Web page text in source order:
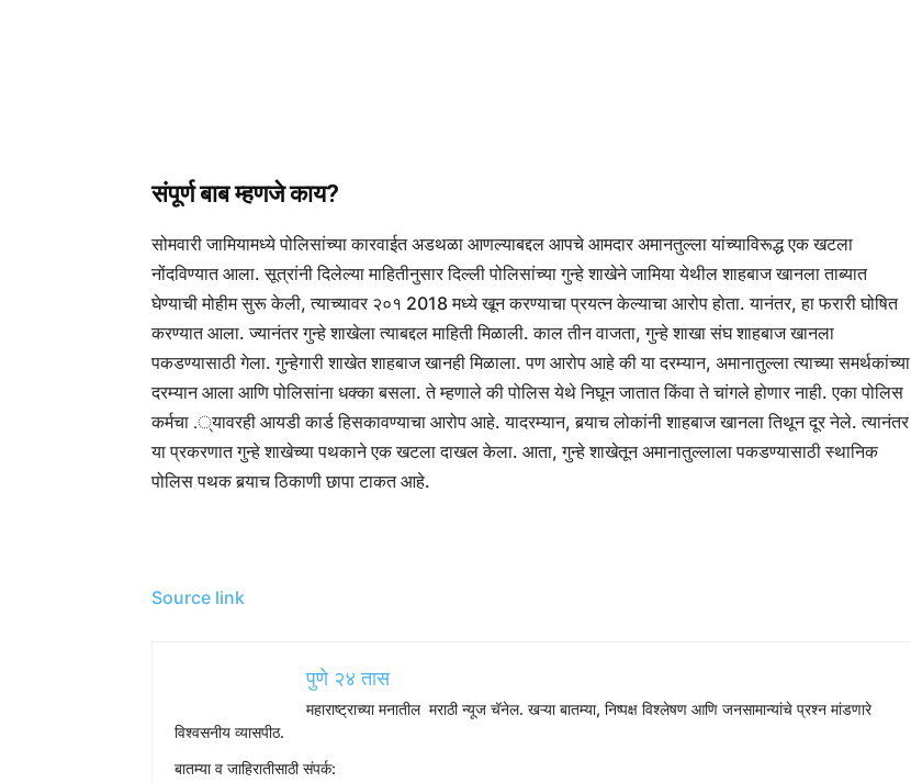
संपूर्ण बाब म्हणजे काय?
सोमवारी जामियामध्ये पोलिसांच्या कारवाईत अडथळा आणल्याबद्दल आपचे आमदार अमानतुल्ला यांच्याविरूद्ध एक खटला
नोंदविण्यात आला. सूत्रांनी दिलेल्या माहितीनुसार दिल्ली पोलिसांच्या गुन्हे शाखेने जामिया येथील शाहबाज खानला ताब्यात
घेण्याची मोहीम सुरू केली, त्याच्यावर २०१ 2018 मध्ये खून करण्याचा प्रयत्न केल्याचा आरोप होता. यानंतर, हा फरारी घोषित
करण्यात आला. ज्यानंतर गुन्हे शाखेला त्याबद्दल माहिती मिळाली. काल तीन वाजता, गुन्हे शाखा संघ शाहबाज खानला
पकडण्यासाठी गेला. गुन्हेगारी शाखेत शाहबाज खानही मिळाला. पण आरोप आहे की या दरम्यान, अमानातुल्ला त्याच्या समर्थकांच्या
दरम्यान आला आणि पोलिसांना धक्का बसला. ते म्हणाले की पोलिस येथे निघून जातात किंवा ते चांगले होणार नाही. एका पोलिस
कर्मचा .्यावरही आयडी कार्ड हिसकावण्याचा आरोप आहे. यादरम्यान, बर्‍याच लोकांनी शाहबाज खानला तिथून दूर नेले. त्यानंतर
या प्रकरणात गुन्हे शाखेच्या पथकाने एक खटला दाखल केला. आता, गुन्हे शाखेतून अमानातुल्लाला पकडण्यासाठी स्थानिक
पोलिस पथक बर्‍याच ठिकाणी छापा टाकत आहे.
Source link
पुणे २४ तास
महाराष्ट्राच्या मनातील मराठी न्यूज चॅनेल. खऱ्या बातम्या, निष्पक्ष विश्लेषण आणि जनसामान्यांचे प्रश्न मांडणारे
विश्वसनीय व्यासपीठ.
बातम्या व जाहिरातीसाठी संपर्क: